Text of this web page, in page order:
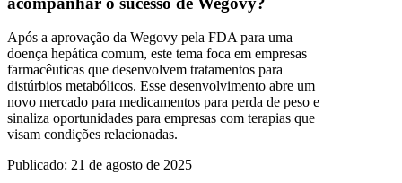
Após a aprovação da Wegovy pela FDA para uma
doença hepática comum, este tema foca em empresas
farmacêuticas que desenvolvem tratamentos para
distúrbios metabólicos. Esse desenvolvimento abre um
novo mercado para medicamentos para perda de peso e
sinaliza oportunidades para empresas com terapias que
visam condições relacionadas.
Publicado: 21 de agosto de 2025